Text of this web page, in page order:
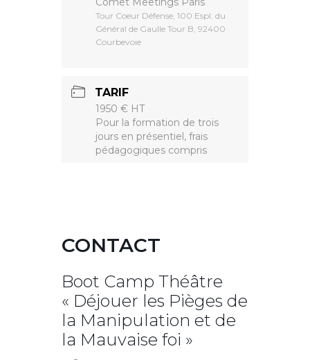
Tour Coeur Défense, 100 Espl. du
Général de Gaulle Tour B, 92400
Courbevoie
TARIF
1950 € HT
Pour la formation de trois
jours en présentiel, frais
pédagogiques compris
CONTACT
Boot Camp Théâtre
« Déjouer les Pièges de
la Manipulation et de
la Mauvaise foi »